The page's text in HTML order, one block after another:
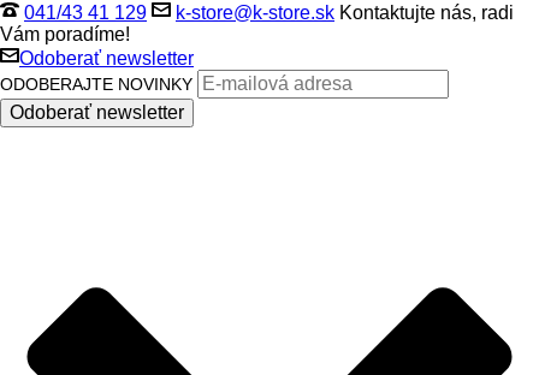
041/43 41 129 k-store@k-store.sk Kontaktujte nás, radi
Vám poradíme!
Odoberať newsletter
ODOBERAJTE NOVINKY